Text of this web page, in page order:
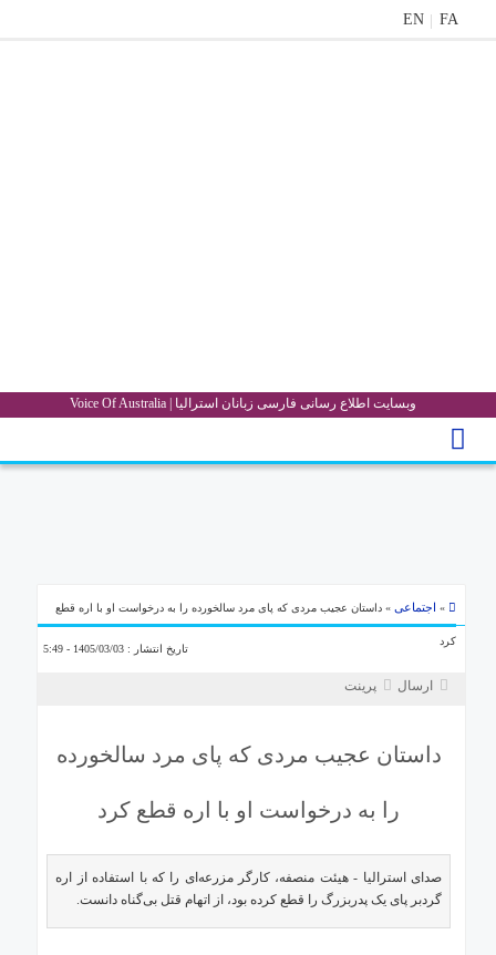
FA
EN
وبسایت اطلاع رسانی فارسی زبانان استرالیا | Voice Of Australia
استرالیا
درباره
ارتباط
» اجتماعی» داستان عجیب مردی که پای مرد سالخورده را به درخواست او با اره قطع
کرد
تاریخ انتشار : 1405/03/03 - 5:49
ارسال پرینت
داستان عجیب مردی که پای مرد سالخورده
را به درخواست او با اره قطع کرد
صدای استرالیا - هیئت منصفه، کارگر مزرعه‌ای را که با استفاده از اره
گردبر پای یک پدربزرگ را قطع کرده بود، از اتهام قتل بی‌گناه دانست.